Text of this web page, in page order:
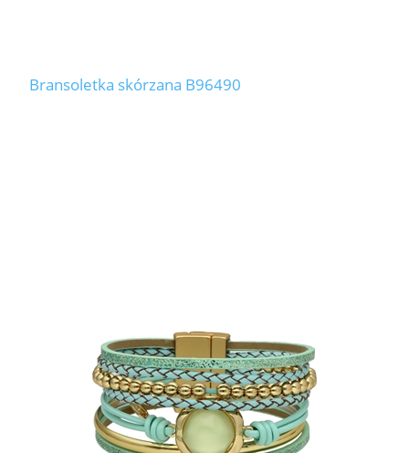
Bransoletka skórzana B96490